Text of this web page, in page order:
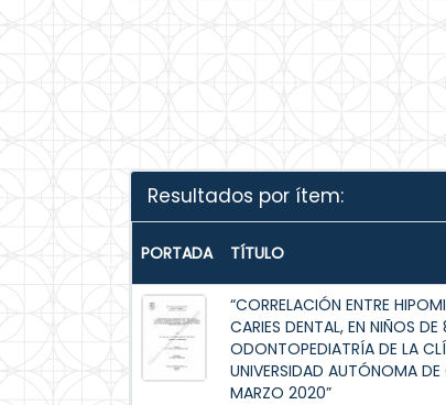
Resultados por ítem:
PORTADA TÍTULO
“CORRELACIÓN ENTRE
CARIES DENTAL, EN NIÑOS
ODONTOPEDIATRÍA DE LA
UNIVERSIDAD AUTÓNOMA
MARZO 2020”